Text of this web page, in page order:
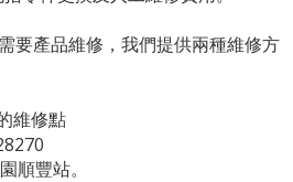
要產品維修，我們提供兩種維修方
維修點
順豐站。